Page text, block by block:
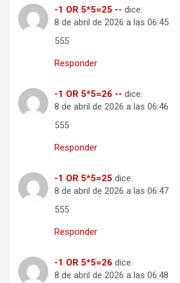
-1 OR 5*5=25 -- dice:
8 de abril de 2026 a las 06:45
555
Responder
-1 OR 5*5=26 -- dice:
8 de abril de 2026 a las 06:46
555
Responder
-1 OR 5*5=25 dice:
8 de abril de 2026 a las 06:47
555
Responder
-1 OR 5*5=26 dice:
8 de abril de 2026 a las 06:48